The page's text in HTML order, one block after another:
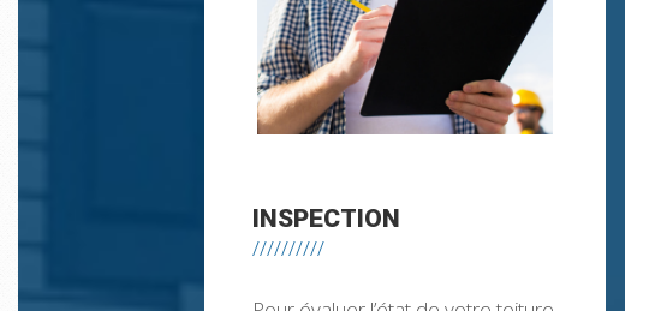
INSPECTION
//////////